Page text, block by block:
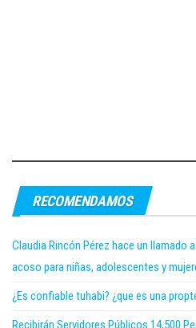
RECOMENDAMOS
Claudia Rincón Pérez hace un llamado
acoso para niñas, adolescentes y
¿Es confiable tuhabi? ¿que es una